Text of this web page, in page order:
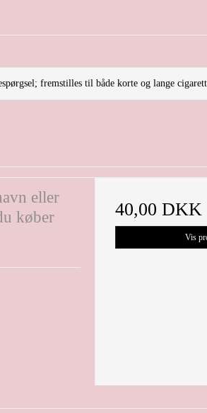
fremstilles til både korte og lange
eller
køber
40,00 DKK
Vis